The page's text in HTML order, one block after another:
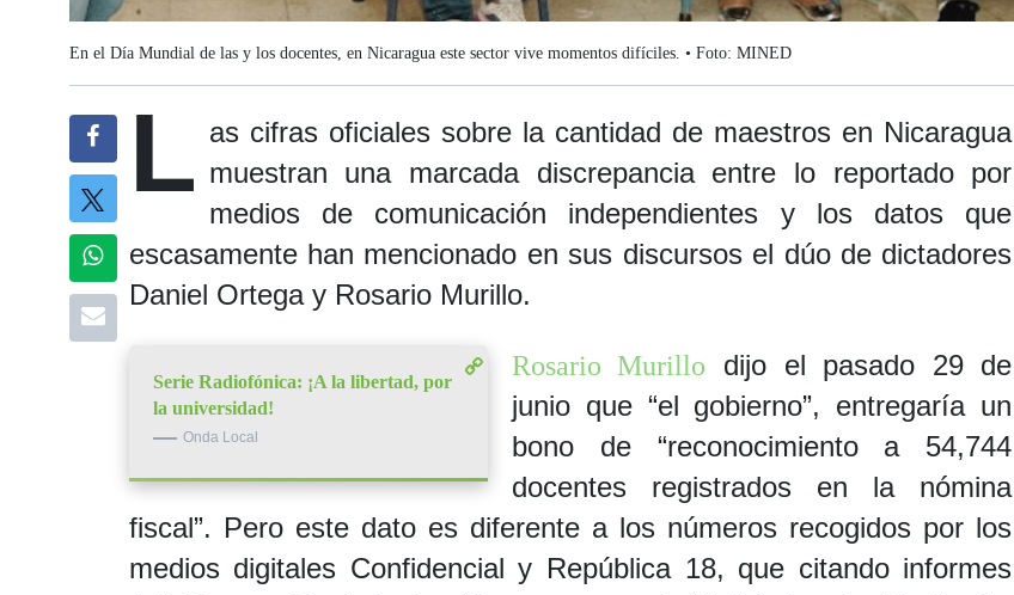
En el Día Mundial de las y los docentes, en Nicaragua este sector vive momentos difíciles. • Foto: MINED
L as cifras oficiales sobre la cantidad de maestros en Nicaragua
muestran una marcada discrepancia entre lo reportado por
medios de comunicación independientes y los datos que
escasamente han mencionado en sus discursos el dúo de dictadores
Daniel Ortega y Rosario Murillo.
Serie Radiofónica: ¡A la libertad, por
la universidad!
Onda Local
Rosario Murillo dijo el pasado 29 de
junio que “el gobierno”, entregaría un
bono de “reconocimiento a
54,744
docentes registrados en la nómina
fiscal”. Pero este dato es diferente a los números recogidos por los
medios digitales Confidencial y República 18, que citando informes